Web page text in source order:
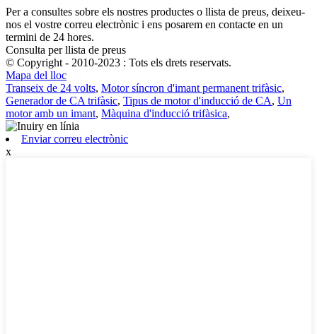
Per a consultes sobre els nostres productes o llista de preus, deixeu-
nos el vostre correu electrònic i ens posarem en contacte en un
termini de 24 hores.
Consulta per llista de preus
© Copyright - 2010-2023 : Tots els drets reservats.
Mapa del lloc
Transeix de 24 volts, Motor síncron d'imant permanent trifàsic,
Generador de CA trifàsic, Tipus de motor d'inducció de CA, Un
motor amb un imant, Màquina d'inducció trifàsica,
Enviar correu electrònic
x